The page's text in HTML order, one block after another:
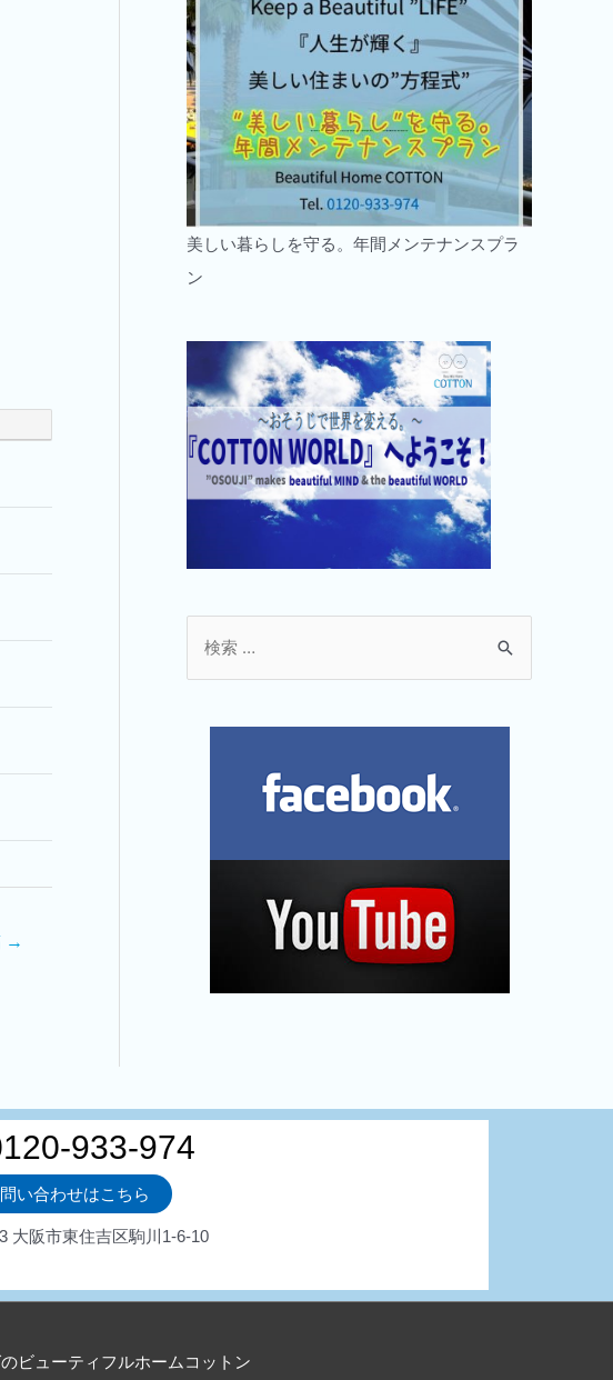
→
美しい暮らしを守る。年間メンテナンスプラ
ン
933-974
い合わせはこちら
大阪市東住吉区駒川1-6-10
ビューティフルホームコットン